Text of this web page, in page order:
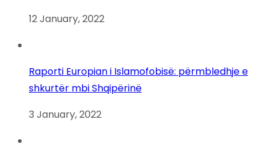
12 January, 2022
Raporti Europian i Islamofobisë: përmbledhje e
shkurtër mbi Shqipërinë
3 January, 2022